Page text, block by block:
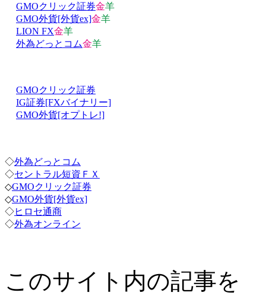
GMOクリック証券金羊
GMO外貨[外貨ex]金羊
LION FX金羊
外為どっとコム金羊
GMOクリック証券
IG証券[FXバイナリー]
GMO外貨[オプトレ!]
◇外為どっとコム
◇セントラル短資ＦＸ
◇GMOクリック証券
◇GMO外貨[外貨ex]
◇ヒロセ通商
◇外為オンライン
このサイト内の記事を